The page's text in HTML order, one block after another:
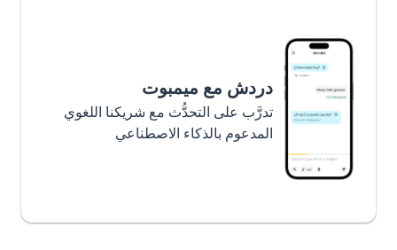
دردش مع ميمبوت
تدرَّب على التحدُّث مع شريكنا اللغوي
المدعوم بالذكاء الاصطناعي